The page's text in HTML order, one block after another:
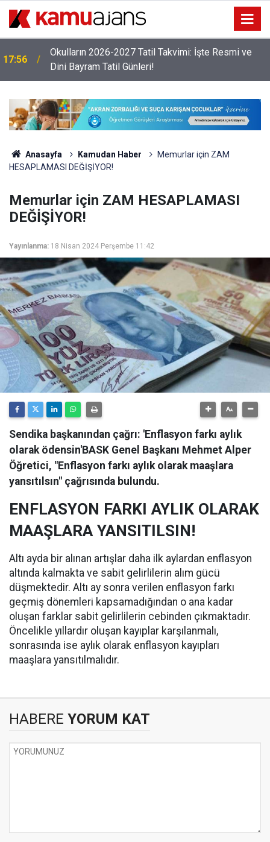
17:56
Okulların 2026-2027 Tatil Takvimi: İşte Resmi ve
Dini Bayram Tatil Günleri!
Anasayfa Kamudan Haber
Memurlar için ZAM
HESAPLAMASI DEĞİŞİYOR!
Memurlar için ZAM HESAPLAMASI
DEĞİŞİYOR!
Yayınlanma: 18 Nisan 2024 Perşembe 11:42
Sendika başkanından çağrı: 'Enflasyon farkı aylık
olarak ödensin'BASK Genel Başkanı Mehmet Alper
Öğretici, "Enflasyon farkı aylık olarak maaşlara
yansıtılsın" çağrısında bulundu.
ENFLASYON FARKI AYLIK OLARAK
MAAŞLARA YANSITILSIN!
Altı ayda bir alınan artışlar daha ilk aylardan enflasyon
altında kalmakta ve sabit gelirlilerin alım gücü
düşmektedir. Altı ay sonra verilen enflasyon farkı
geçmiş dönemleri kapsamadığından o ana kadar
oluşan farklar sabit gelirlilerin cebinden çıkmaktadır.
Öncelikle yıllardır oluşan kayıplar karşılanmalı,
sonrasında ise aylık olarak enflasyon kayıpları
maaşlara yansıtılmalıdır.
HABERE YORUM KAT